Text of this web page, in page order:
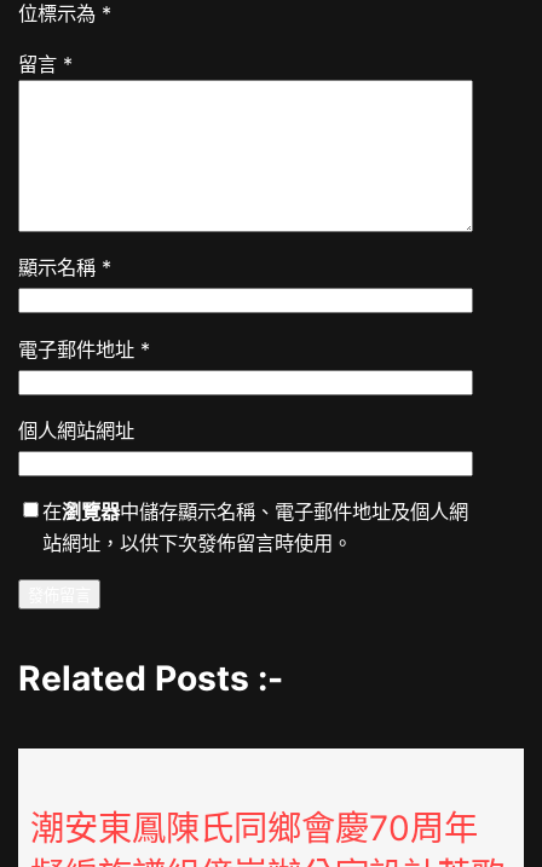
位標示為 *
留言 *
顯示名稱 *
電子郵件地址 *
個人網站網址
在瀏覽器中儲存顯示名稱、電子郵件地址及個人網
站網址，以供下次發佈留言時使用。
Related Posts :-
潮安東鳳陳氏同鄉會慶70周年